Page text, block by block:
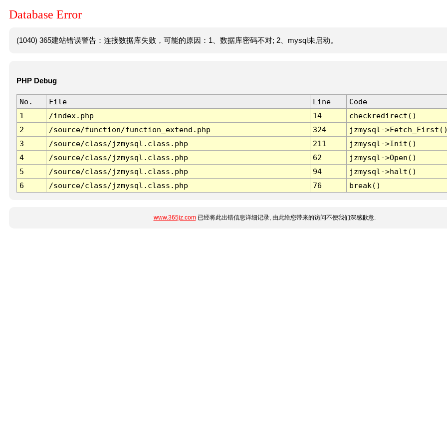
Database Error
(1040) 365建站错误警告：连接数据库失败，可能的原因：1、数据库密码不对; 2、mysql未启动。
PHP Debug
No. File Line
Code
1
/index.php 14
checkredirect()
2
/source/function/function_extend.php 324
jzmysql-
3
/source/class/jzmysql.class.php 211
jzmysql->Init()
4
/source/class/jzmysql.class.php 62
jzmysql->Open()
5
/source/class/jzmysql.class.php 94
jzmysql->halt()
6
/source/class/jzmysql.class.php 76 break()
www.365jz.com已经将此出错信息详细记录, 由此给您带来的访问不便我们深感歉意.